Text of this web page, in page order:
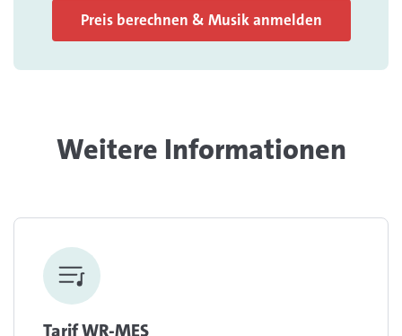
Preis berechnen & Musik anmelden
Weitere Informationen
Tarif WR-MES